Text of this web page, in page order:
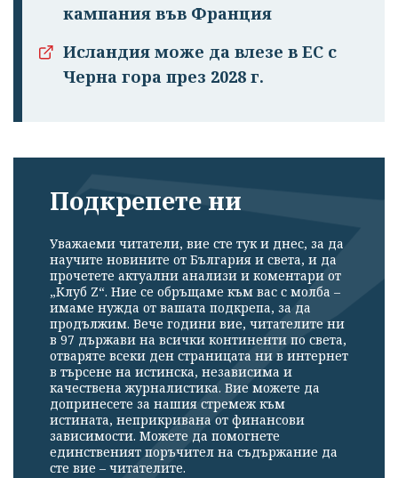
кампания във Франция
Исландия може да влезе в ЕС с
Черна гора през 2028 г.
Подкрепете ни
Уважаеми читатели, вие сте тук и днес, за да
научите новините от България и света, и да
прочетете актуални анализи и коментари от
„Клуб Z“. Ние се обръщаме към вас с молба –
имаме нужда от вашата подкрепа, за да
продължим. Вече години вие, читателите ни
в 97 държави на всички континенти по света,
отваряте всеки ден страницата ни в интернет
в търсене на истинска, независима и
качествена журналистика. Вие можете да
допринесете за нашия стремеж към
истината, неприкривана от финансови
зависимости. Можете да помогнете
единственият поръчител на съдържание да
сте вие – читателите.